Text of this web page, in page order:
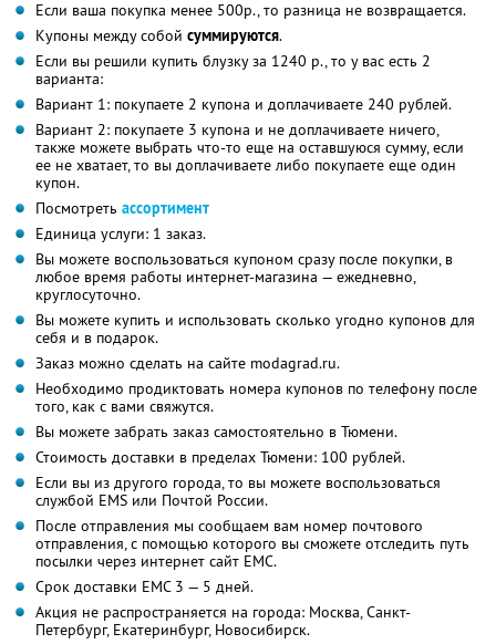
Если ваша покупка менее 500р., то разница не возвращается.
Купоны между собой суммируются.
Если вы решили купить блузку за 1240 р., то у вас есть 2
варианта:
Вариант 1: покупаете 2 купона и доплачиваете 240 рублей.
Вариант 2: покупаете 3 купона и не доплачиваете ничего,
также можете выбрать что-то еще на оставшуюся сумму, если
ее не хватает, то вы доплачиваете либо покупаете еще один
купон.
Посмотреть ассортимент
Единица услуги: 1 заказ.
Вы можете воспользоваться купоном сразу после покупки, в
любое время работы интернет-магазина — ежедневно,
круглосуточно.
Вы можете купить и использовать сколько угодно купонов для
себя и в подарок.
Заказ можно сделать на сайте modagrad.ru.
Необходимо продиктовать номера купонов по телефону после
того, как с вами свяжутся.
Вы можете забрать заказ самостоятельно в Тюмени.
Стоимость доставки в пределах Тюмени: 100 рублей.
Если вы из другого города, то вы можете воспользоваться
службой EMS или Почтой России.
После отправления мы сообщаем вам номер почтового
отправления, с помощью которого вы сможете отследить путь
посылки через интернет сайт ЕМС.
Срок доставки ЕМС 3 — 5 дней.
Акция не распространяется на города: Москва, Санкт-
Петербург, Екатеринбург, Новосибирск.